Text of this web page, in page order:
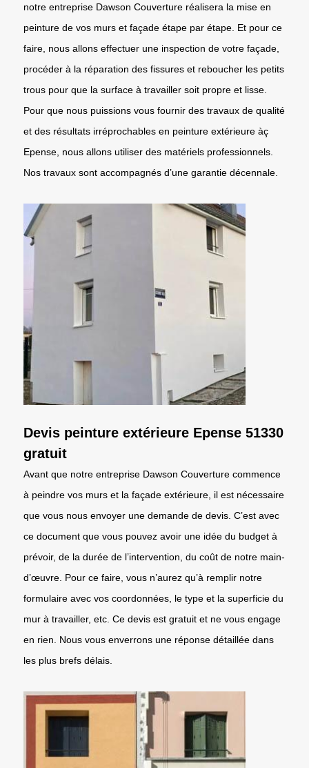
notre entreprise Dawson Couverture réalisera la mise en
peinture de vos murs et façade étape par étape. Et pour ce
faire, nous allons effectuer une inspection de votre façade,
procéder à la réparation des fissures et reboucher les petits
trous pour que la surface à travailler soit propre et lisse.
Pour que nous puissions vous fournir des travaux de qualité
et des résultats irréprochables en peinture extérieure àç
Epense, nous allons utiliser des matériels professionnels.
Nos travaux sont accompagnés d’une garantie décennale.
Devis peinture extérieure Epense 51330
gratuit
Avant que notre entreprise Dawson Couverture commence
à peindre vos murs et la façade extérieure, il est nécessaire
que vous nous envoyer une demande de devis. C’est avec
ce document que vous pouvez avoir une idée du budget à
prévoir, de la durée de l’intervention, du coût de notre main-
d’œuvre. Pour ce faire, vous n’aurez qu’à remplir notre
formulaire avec vos coordonnées, le type et la superficie du
mur à travailler, etc. Ce devis est gratuit et ne vous engage
en rien. Nous vous enverrons une réponse détaillée dans
les plus brefs délais.